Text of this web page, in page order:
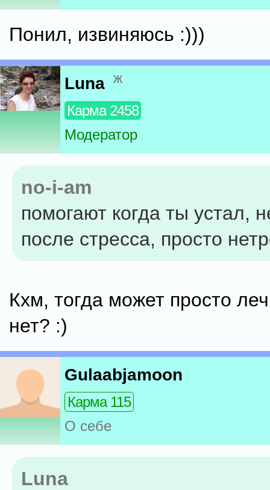
Понил, извиняюсь :)))
Luna ж
Карма 2458
Модератор
no-i-am
помогают когда ты устал,
после стресса, просто
Кхм, тогда может просто
нет? :)
Gulaabjamoon
Карма 115
О себе
Luna